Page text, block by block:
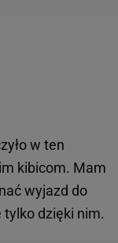
w ten
kibicom. Mam
wyjazd do
dzięki nim.